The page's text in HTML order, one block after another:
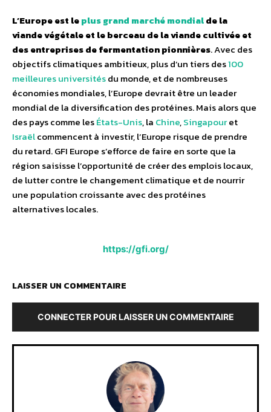
L’Europe est leplus grand marché mondialde la
viande végétale et le berceau de la viande cultivée et
des entreprises de fermentation pionnières. Avec des
objectifs climatiques ambitieux, plus d’un tiers des100
meilleures universitésdu monde, et de nombreuses
économies mondiales, l’Europe devrait être un leader
mondial de la diversification des protéines. Mais alors que
des pays comme lesÉtats-Unis, la Chine,Singapouret
Israëlcommencent à investir, l’Europe risque de prendre
du retard. GFI Europe s’efforce de faire en sorte que la
région saisisse l’opportunité de créer des emplois locaux,
de lutter contre le changement climatique et de nourrir
une population croissante avec des protéines
alternatives locales.
https://gfi.org/
LAISSER UN COMMENTAIRE
CONNECTER POUR LAISSER UN COMMENTAIRE